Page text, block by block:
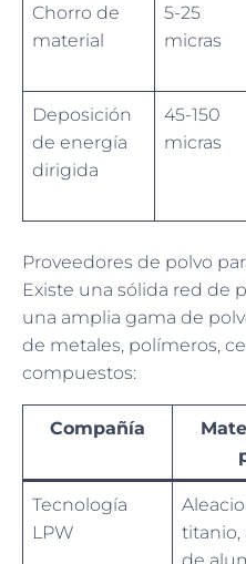
Chorro de
material
5-25
micras
Deposición
de energía
dirigida
45-150
micras
Proveedores de polvo
Existe una sólida red de
una amplia gama de
de metales, polímeros,
compuestos:
Compañía
Tecnología
LPW
titanio,